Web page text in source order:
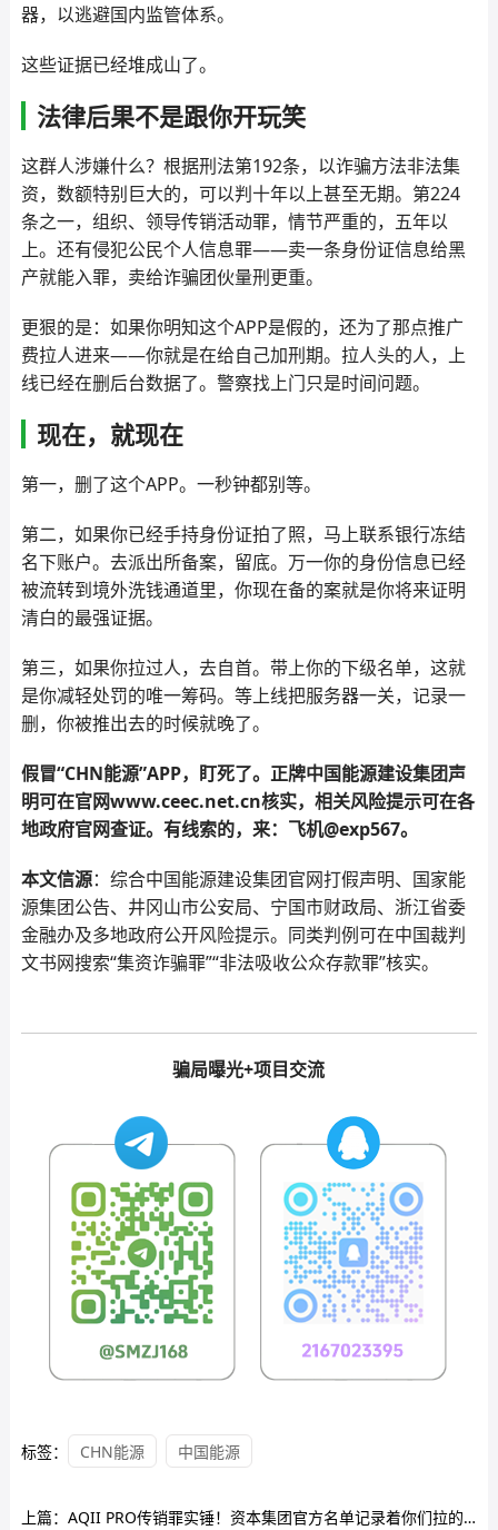
器，以逃避国内监管体系。
这些证据已经堆成山了。
法律后果不是跟你开玩笑
这群人涉嫌什么？根据刑法第192条，以诈骗方法非法集
资，数额特别巨大的，可以判十年以上甚至无期。第224
条之一，组织、领导传销活动罪，情节严重的，五年以
上。还有侵犯公民个人信息罪——卖一条身份证信息给黑
产就能入罪，卖给诈骗团伙量刑更重。
更狠的是：如果你明知这个APP是假的，还为了那点推广
费拉人进来——你就是在给自己加刑期。拉人头的人，上
线已经在删后台数据了。警察找上门只是时间问题。
现在，就现在
第一，删了这个APP。一秒钟都别等。
第二，如果你已经手持身份证拍了照，马上联系银行冻结
名下账户。去派出所备案，留底。万一你的身份信息已经
被流转到境外洗钱通道里，你现在备的案就是你将来证明
清白的最强证据。
第三，如果你拉过人，去自首。带上你的下级名单，这就
是你减轻处罚的唯一筹码。等上线把服务器一关，记录一
删，你被推出去的时候就晚了。
假冒“CHN能源”APP，盯死了。正牌中国能源建设集团声
明可在官网www.ceec.net.cn核实，相关风险提示可在各
地政府官网查证。有线索的，来：飞机@exp567。
本文信源：综合中国能源建设集团官网打假声明、国家能
源集团公告、井冈山市公安局、宁国市财政局、浙江省委
金融办及多地政府公开风险提示。同类判例可在中国裁判
文书网搜索“集资诈骗罪”“非法吸收公众存款罪”核实。
骗局曝光+项目交流
标签： CHN能源 中国能源
上篇： AQII PRO传销罪实锤！资本集团官方名单记录着你们拉的每一个人头